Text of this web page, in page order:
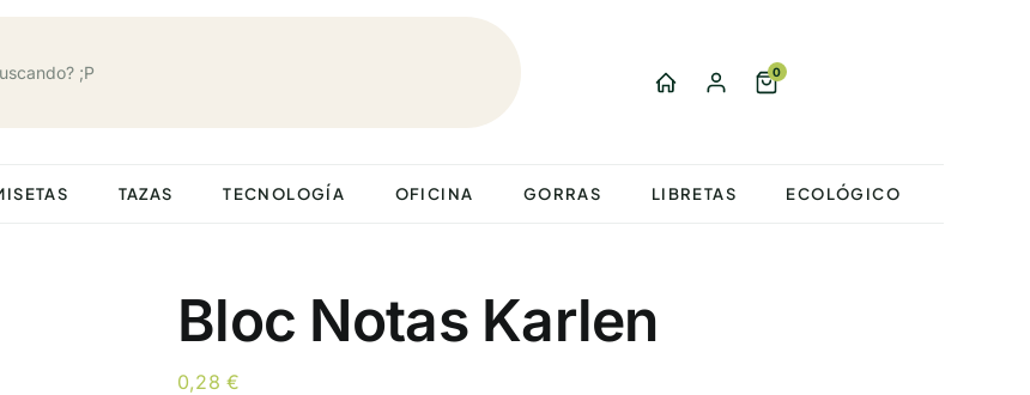
0
TAZAS TECNOLOGÍA OFICINA GORRAS LIBRETAS ECOLÓGICO
Bloc Notas Karlen
0,28€